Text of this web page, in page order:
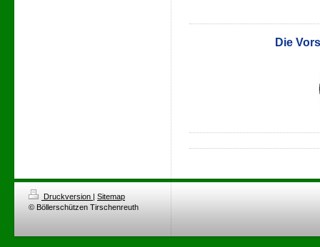
Die
Druckversion | Sitemap
© Böllerschützen Tirschenreuth